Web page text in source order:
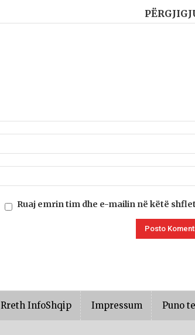
Ruaj emrin tim dhe e-mailin në këtë
Rreth InfoShqip Impressum Puno